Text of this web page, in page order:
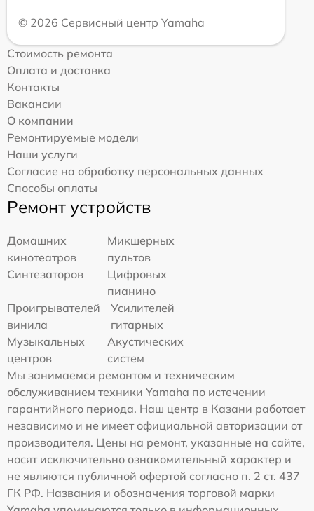
© 2026 Сервисный центр Yamaha
Стоимость ремонта
Оплата и доставка
Контакты
Вакансии
О компании
Ремонтируемые модели
Наши услуги
Согласие на обработку персональных данных
Способы оплаты
Ремонт устройств
Домашних
кинотеатров
Микшерных
пультов
Синтезаторов
Цифровых
пианино
Проигрывателей
винила
Усилителей
гитарных
Музыкальных
центров
Акустических
систем
Мы занимаемся ремонтом и техническим
обслуживанием техники Yamaha по истечении
гарантийного периода. Наш центр в Казани работает
независимо и не имеет официальной авторизации от
производителя. Цены на ремонт, указанные на сайте,
носят исключительно ознакомительный характер и
не являются публичной офертой согласно п. 2 ст. 437
ГК РФ. Названия и обозначения торговой марки